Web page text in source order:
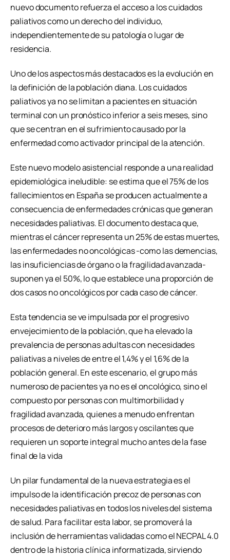
nuevo documento refuerza el acceso a los cuidados
paliativos como un derecho del individuo,
independientemente de su patología o lugar de
residencia.
Uno de los aspectos más destacados es la evolución en
la definición de la población diana. Los cuidados
paliativos ya no se limitan a pacientes en situación
terminal con un pronóstico inferior a seis meses, sino
que se centran en el sufrimiento causado por la
enfermedad como activador principal de la atención.
Este nuevo modelo asistencial responde a una realidad
epidemiológica ineludible: se estima que el 75% de los
fallecimientos en España se producen actualmente a
consecuencia de enfermedades crónicas que generan
necesidades paliativas. El documento destaca que,
mientras el cáncer representa un 25% de estas muertes,
las enfermedades no oncológicas -como las demencias,
las insuficiencias de órgano o la fragilidad avanzada-
suponen ya el 50%, lo que establece una proporción de
dos casos no oncológicos por cada caso de cáncer.
Esta tendencia se ve impulsada por el progresivo
envejecimiento de la población, que ha elevado la
prevalencia de personas adultas con necesidades
paliativas a niveles de entre el 1,4% y el 1,6% de la
población general. En este escenario, el grupo más
numeroso de pacientes ya no es el oncológico, sino el
compuesto por personas con multimorbilidad y
fragilidad avanzada, quienes a menudo enfrentan
procesos de deterioro más largos y oscilantes que
requieren un soporte integral mucho antes de la fase
final de la vida
Un pilar fundamental de la nueva estrategia es el
impulso de la identificación precoz de personas con
necesidades paliativas en todos los niveles del sistema
de salud. Para facilitar esta labor, se promoverá la
inclusión de herramientas validadas como el NECPAL 4.0
dentro de la historia clínica informatizada, sirviendo